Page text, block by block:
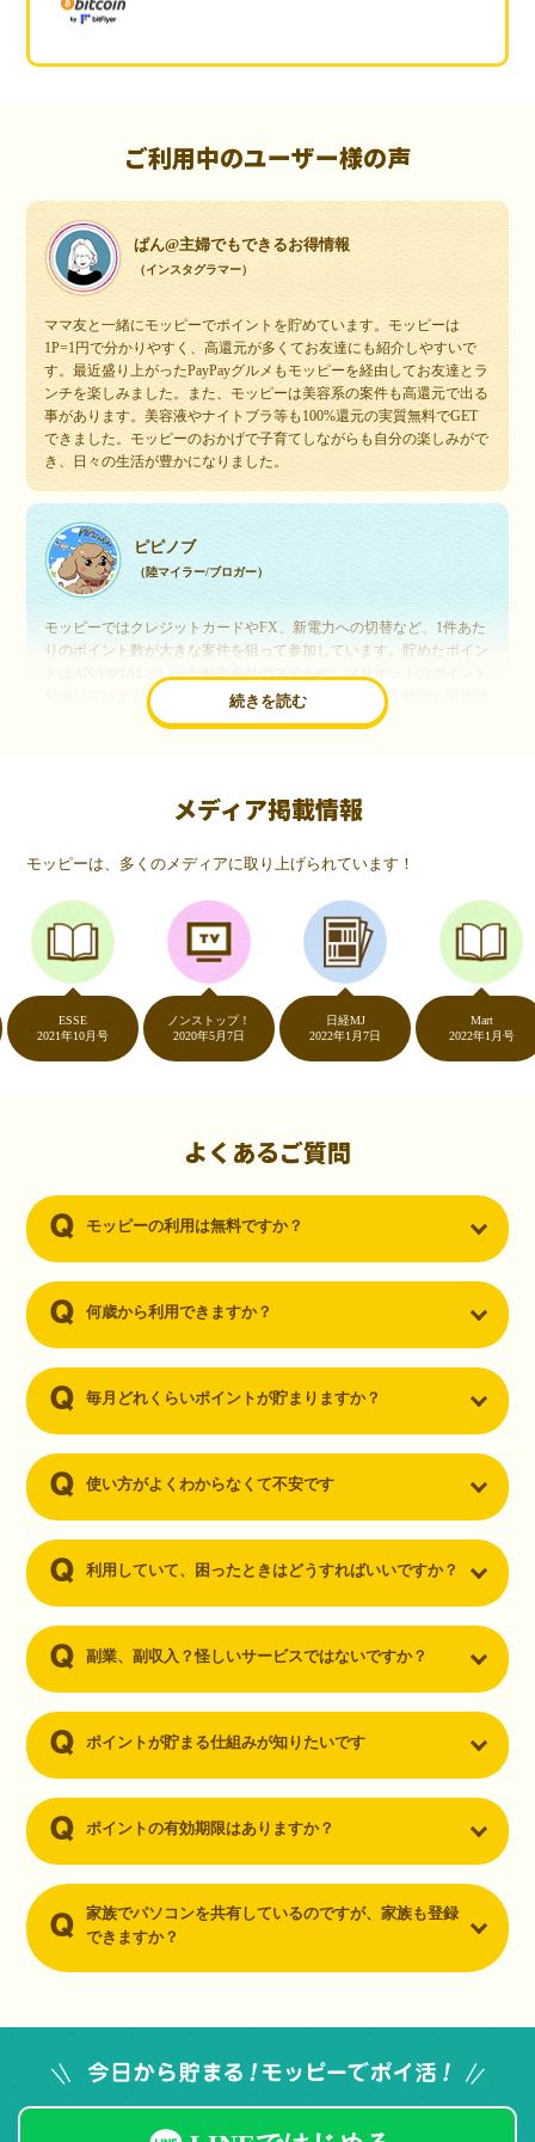
ご利用中のユーザー様の声
ぱん@主婦でもできるお得情報
（インスタグラマー）
ママ友と一緒にモッピーでポイントを貯めています。モッピーは
1P=1円で分かりやすく、高還元が多くてお友達にも紹介しやすいで
す。最近盛り上がったPayPayグルメもモッピーを経由してお友達とラ
ンチを楽しみました。また、モッピーは美容系の案件も高還元で出る
事があります。美容液やナイトブラ等も100%還元の実質無料でGET
できました。モッピーのおかげで子育てしながらも自分の楽しみがで
き、日々の生活が豊かになりました。
続きを読む
ピピノブ
（陸マイラー/ブロガー）
モッピーではクレジットカードやFX、新電力への切替など、1件あた
りのポイント数が大きな案件を狙って参加しています。貯めたポイン
交換しています。このようにすることで、ほぼ無料で年数回の国内旅
行や海外旅行を実現しています。モッピーは陸マイラーや旅行好きに
いつものネットショッピングが、モッピーでお得
（20代・女性）
友達に勧められてモッピーをはじめました。空いた時間にスマホで買
い物をすることが多いのですが、モッピーを経由するだけでショップ
のポイントとモッピーのポイントが二重で貯まることを知り、ビック
リ…！いつものネットショッピングをモッピーを経由するだけでポイ
ントが貯まるなんて…もっと早く教えてほしかった～！貯まったポイ
ントはギフト券に交換して、プチ贅沢を楽しんでます♪
（30代・男性）
ーを知りました。クレジットカードを発行するだけでポイントが貯ま
るならと無料登録して、クレジットカードの発行やアプリダウンロー
メディア掲載情報
モッピーは、多くのメディアに取り上げられています！
2021年10月号
ノンストップ！
2020年5月7日
日経MJ
2022年1月7日
2022年1月号
よくあるご質問
モッピーの利用は無料ですか？
何歳から利用できますか？
毎月どれくらいポイントが貯まりますか？
使い方がよくわからなくて不安です
利用していて、困ったときはどうすればいいですか？
副業、副収入？怪しいサービスではないですか？
ポイントが貯まる仕組みが知りたいです
ポイントの有効期限はありますか？
家族でパソコンを共有しているのですが、家族も登録
できますか？